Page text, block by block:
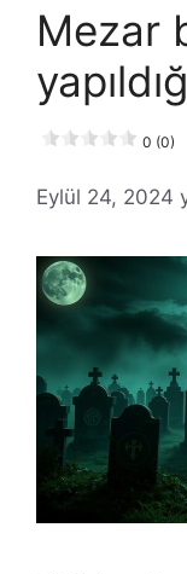
Mezar
0 (0)
Eylül 24, 2024